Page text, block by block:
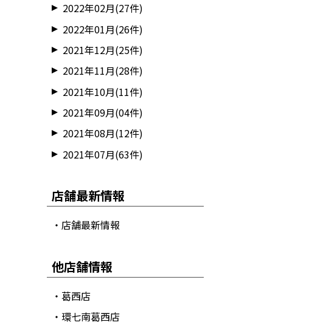
2022年02月(27件)
2022年01月(26件)
2021年12月(25件)
2021年11月(28件)
2021年10月(11件)
2021年09月(04件)
2021年08月(12件)
2021年07月(63件)
店舗最新情報
・店舗最新情報
他店舗情報
・葛西店
・環七南葛西店